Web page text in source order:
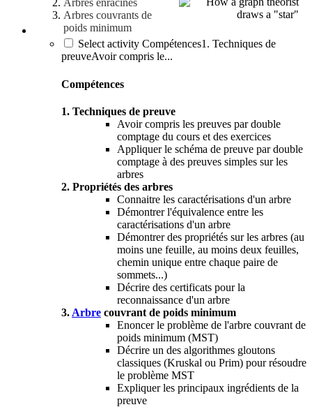
Arbres enracinés
Arbres couvrants de
poids minimum
Select activity Compétences1. Techniques de
preuveAvoir compris le...
Compétences
1. Techniques de preuve
Avoir compris les preuves par double
comptage du cours et des exercices
Appliquer le schéma de preuve par double
comptage à des preuves simples sur les
arbres
2. Propriétés des arbres
Connaitre les caractérisations d'un arbre
Démontrer l'équivalence entre les
caractérisations d'un arbre
Démontrer des propriétés sur les arbres (au
moins une feuille, au moins deux feuilles,
chemin unique entre chaque paire de
sommets...)
Décrire des certificats pour la
reconnaissance d'un arbre
3. Arbre couvrant de poids minimum
Enoncer le problème de l'arbre couvrant de
poids minimum (MST)
Décrire un des algorithmes gloutons
classiques (Kruskal ou Prim) pour résoudre
le problème MST
Expliquer les principaux ingrédients de la
preuve